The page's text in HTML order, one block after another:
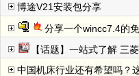
博途V21安装包分享
分享一个wincc7.4的
【话题】一站式了解 三菱FX5U
中国机床行业还有希望吗？